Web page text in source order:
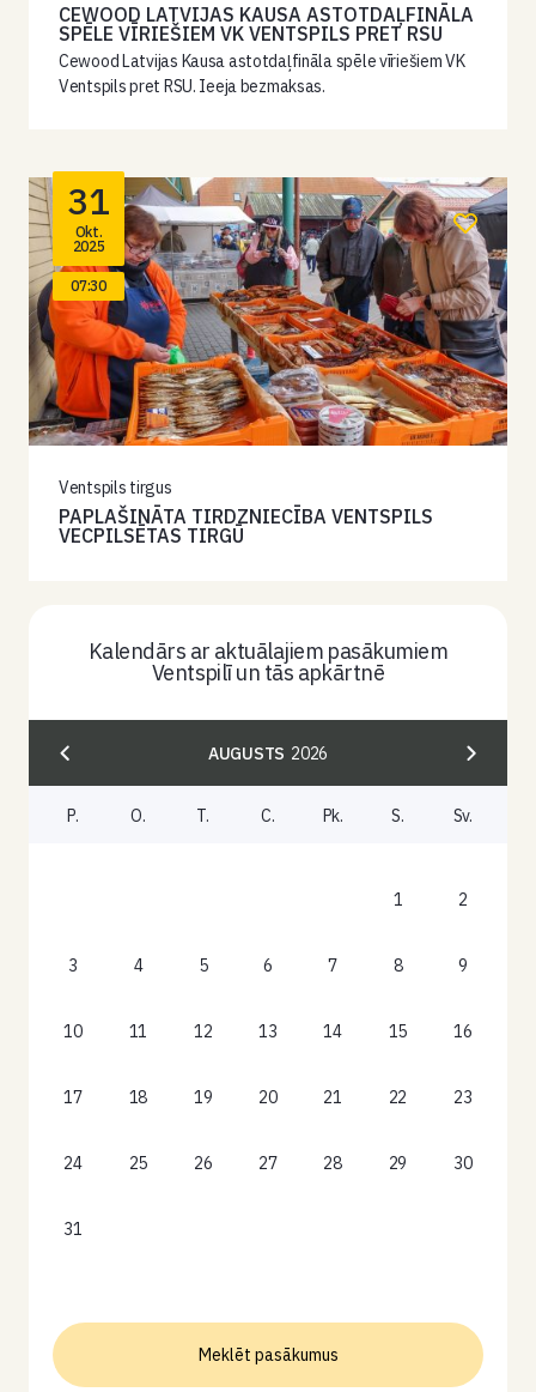
CEWOOD LATVIJAS KAUSA ASTOTDAĻFINĀLA
SPĒLE VĪRIEŠIEM VK VENTSPILS PRET RSU
Cewood Latvijas Kausa astotdaļfināla spēle vīriešiem VK
Ventspils pret RSU. Ieeja bezmaksas.
31
Okt.
2025
07:30
Ventspils tirgus
PAPLAŠINĀTA TIRDZNIECĪBA VENTSPILS
VECPILSĒTAS TIRGŪ
Kalendārs ar aktuālajiem pasākumiem
Ventspilī un tās apkārtnē
AUGUSTS 2026
P. O. T. C. Pk. S. Sv.
1 2
3 4 5 6 7 8 9
10 11 12 13 14 15 16
17 18 19 20 21 22 23
24 25 26 27 28 29 30
31
Meklēt pasākumus